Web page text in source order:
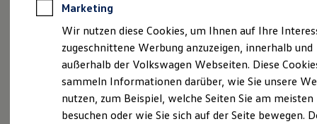
Anpfiff zum Gewinn
Elektroautos
ID. Tutorials
Elektrofahrzeugkonzepte
Reichweite
Reichweite der ID. Modelle
Reichweite im Winter
Impressum & Rechtliches)
Marketing
Wir nutzen diese Cookies, um Ihnen auf Ihre
zugeschnittene Werbung anzuzeigen, innerhalb und
außerhalb der Volkswagen Webseiten. Diese
sammeln Informationen darüber, wie Sie unsere
nutzen, zum Beispiel, welche Seiten Sie am meisten
besuchen oder wie Sie sich auf der Seite bewegen.